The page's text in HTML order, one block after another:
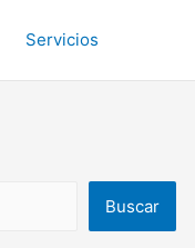
Servicios
Buscar